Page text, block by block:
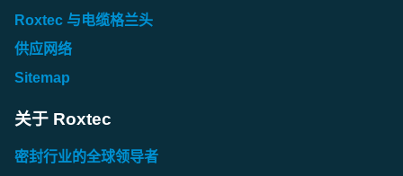
Roxtec 与电缆格兰头
供应网络
Sitemap
关于 Roxtec
密封行业的全球领导者